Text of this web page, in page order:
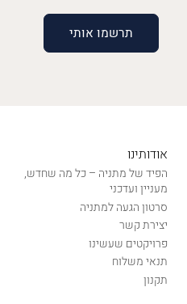
אודותינו
הפיד של מתניה – כל מה שחדש,
מעניין ועדכני
סרטון הגעה למתניה
יצירת קשר
פרויקטים שעשינו
תנאי משלוח
תקנון